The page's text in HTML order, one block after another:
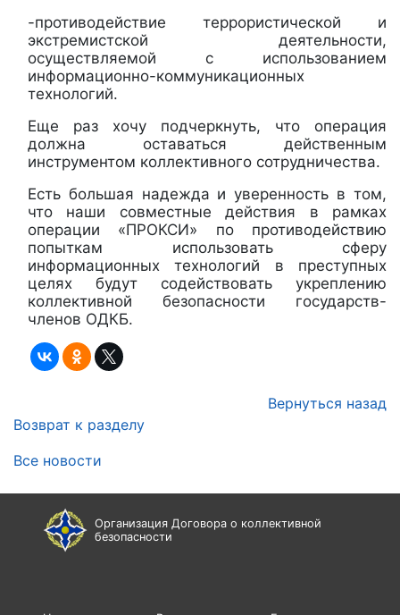
-противодействие террористической и
экстремистской деятельности,
осуществляемой с использованием
информационно-коммуникационных
технологий.
Еще раз хочу подчеркнуть, что операция
должна оставаться действенным
инструментом коллективного сотрудничества.
Есть большая надежда и уверенность в том,
что наши совместные действия в рамках
операции «ПРОКСИ» по противодействию
попыткам использовать сферу
информационных технологий в преступных
целях будут содействовать укреплению
коллективной безопасности государств-
членов ОДКБ.
Вернуться назад
Возврат к разделу
Все новости
Организация Договора о коллективной
безопасности